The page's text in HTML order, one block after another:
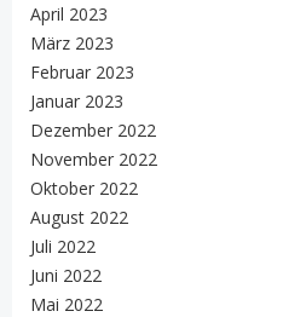
April 2023
März 2023
Februar 2023
Januar 2023
Dezember 2022
November 2022
Oktober 2022
August 2022
Juli 2022
Juni 2022
Mai 2022